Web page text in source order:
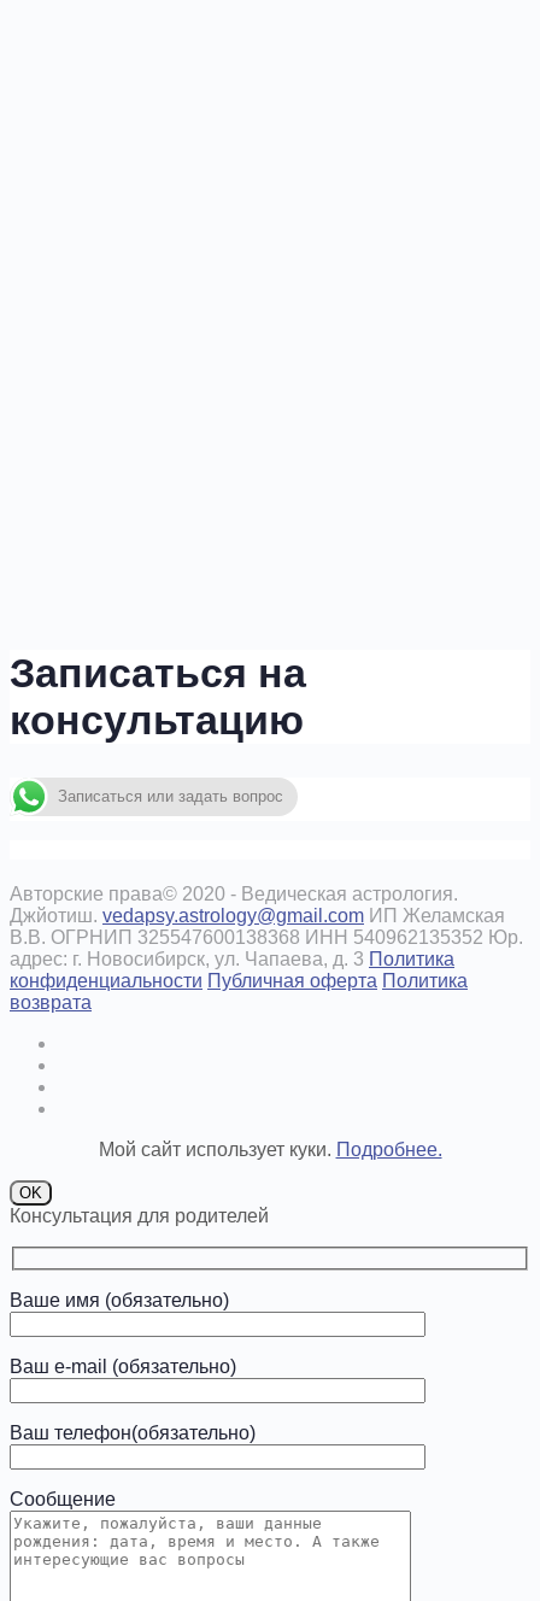
Записаться на
консультацию
Записаться или задать вопрос
Авторские права© 2020 - Ведическая астрология.
Джйотиш. vedapsy.astrology@gmail.com ИП Желамская
В.В. ОГРНИП 325547600138368 ИНН 540962135352 Юр.
адрес: г. Новосибирск, ул. Чапаева, д. 3 Политика
конфиденциальности Публичная оферта Политика
возврата
Мой сайт использует куки. Подробнее.
OK
Консультация для родителей
Ваше имя (обязательно)
Ваш e-mail (обязательно)
Ваш телефон(обязательно)
Сообщение